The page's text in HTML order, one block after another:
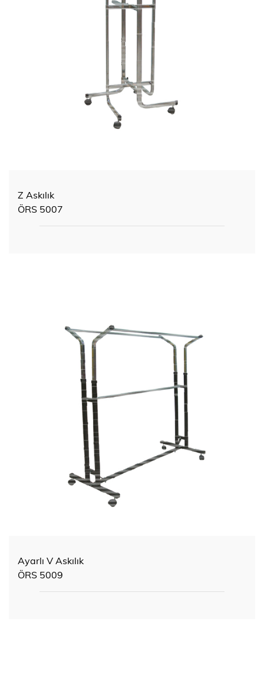
Z Askılık
ÖRS 5007
Ayarlı V Askılık
ÖRS 5009